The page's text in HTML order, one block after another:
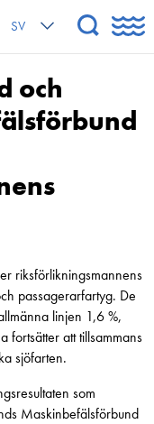
SV
och
riksförlikningsmannens
passagerarfartyg. De
linjen 1,6 %,
fortsätter att tillsammans
sjöfarten.
som
Maskinbefälsförbund